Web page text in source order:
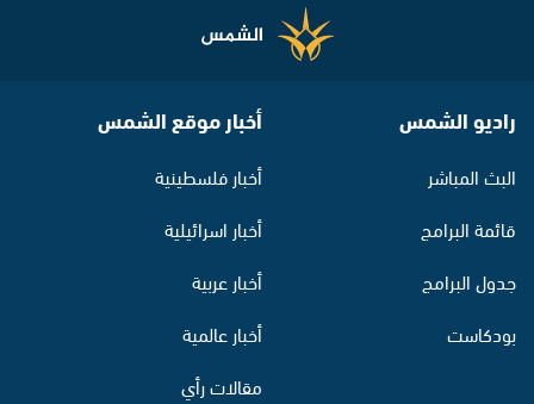
راديو الشمس
البث المباشر
قائمة البرامج
جدول البرامج
بودكاست
أخبار موقع الشمس
أخبار فلسطينية
أخبار اسرائيلية
أخبار عربية
أخبار عالمية
مقالات رأي